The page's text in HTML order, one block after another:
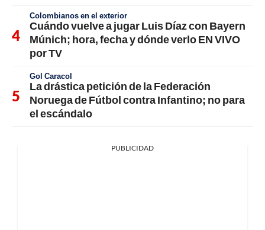
Colombianos en el exterior
Cuándo vuelve a jugar Luis Díaz con Bayern
Múnich; hora, fecha y dónde verlo EN VIVO
por TV
Gol Caracol
La drástica petición de la Federación
Noruega de Fútbol contra Infantino; no para
el escándalo
PUBLICIDAD